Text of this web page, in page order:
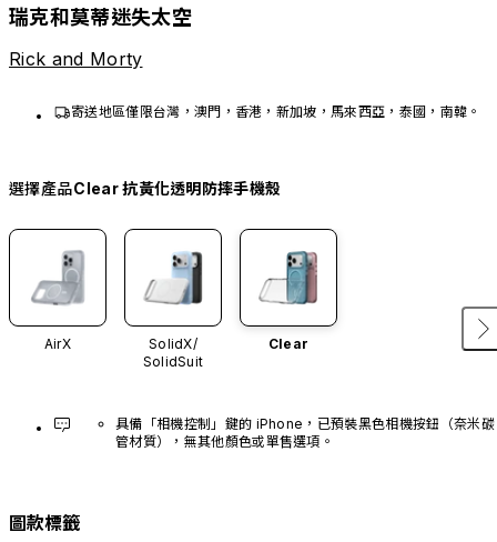
瑞克和莫蒂迷失太空
Rick and Morty
寄送地區僅限台灣，澳門，香港，新加坡，馬來西亞，泰國，南韓。
選擇產品Clear 抗黃化透明防摔手機殼
AirX
SolidX/
SolidSuit
Clear
具備「相機控制」鍵的 iPhone，已預裝黑色相機按鈕（奈米碳
管材質），無其他顏色或單售選項。
圖款標籤